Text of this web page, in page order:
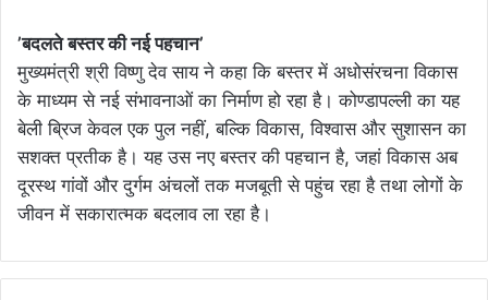
’बदलते बस्तर की नई पहचान’
मुख्यमंत्री श्री विष्णु देव साय ने कहा कि बस्तर में अधोसंरचना विकास
के माध्यम से नई संभावनाओं का निर्माण हो रहा है। कोण्डापल्ली का यह
बेली ब्रिज केवल एक पुल नहीं, बल्कि विकास, विश्वास और सुशासन का
सशक्त प्रतीक है। यह उस नए बस्तर की पहचान है, जहां विकास अब
दूरस्थ गांवों और दुर्गम अंचलों तक मजबूती से पहुंच रहा है तथा लोगों के
जीवन में सकारात्मक बदलाव ला रहा है।